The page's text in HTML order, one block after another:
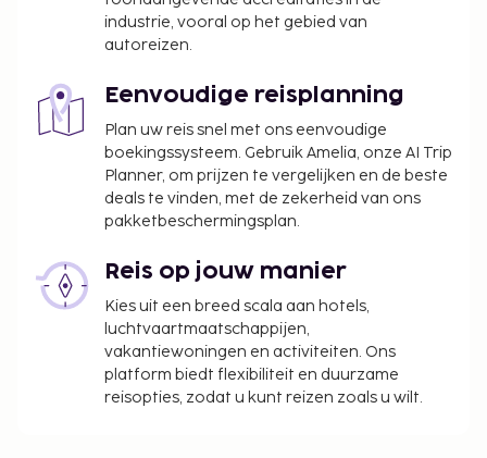
industrie, vooral op het gebied van
autoreizen.
Eenvoudige reisplanning
Plan uw reis snel met ons eenvoudige
boekingssysteem. Gebruik Amelia, onze AI Trip
Planner, om prijzen te vergelijken en de beste
deals te vinden, met de zekerheid van ons
pakketbeschermingsplan.
Reis op jouw manier
Kies uit een breed scala aan hotels,
luchtvaartmaatschappijen,
vakantiewoningen en activiteiten. Ons
platform biedt flexibiliteit en duurzame
reisopties, zodat u kunt reizen zoals u wilt.